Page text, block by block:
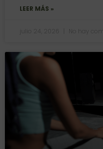
LEER MÁS »
julio 24, 2026 No hay